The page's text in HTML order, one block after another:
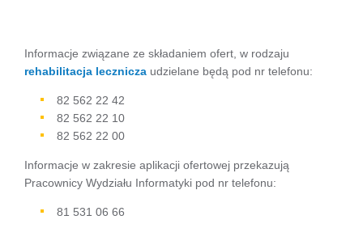
Informacje związane ze składaniem ofert, w rodzaju
rehabilitacja lecznicza udzielane będą pod nr telefonu:
82 562 22 42
82 562 22 10
82 562 22 00
Informacje w zakresie aplikacji ofertowej przekazują
Pracownicy Wydziału Informatyki pod nr telefonu:
81 531 06 66